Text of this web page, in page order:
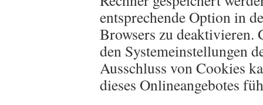
entsprechende Option in
Browsers zu deaktivieren.
den Systemeinstellungen
Ausschluss von Cookies
dieses Onlineangebotes